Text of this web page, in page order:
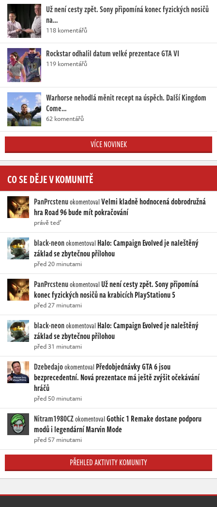
Už není cesty zpět. Sony připomíná konec fyzických nosičů
na…
118 komentářů
Rockstar odhalil datum velké prezentace GTA VI
119 komentářů
Warhorse nehodlá měnit recept na úspěch. Další Kingdom
Come…
62 komentářů
VÍCE NOVINEK
CO SE DĚJE V KOMUNITĚ
PanPrcstenuokomentovalVelmi kladně hodnocená dobrodružná
hra Road 96 bude mít pokračování
právě teď
black-neonokomentoval Halo: Campaign Evolved je naleštěný
základ se zbytečnou přílohou
před 20 minutami
PanPrcstenuokomentovalUž není cesty zpět. Sony připomíná
konec fyzických nosičů na krabicích PlayStationu 5
před 27 minutami
black-neonokomentoval Halo: Campaign Evolved je naleštěný
základ se zbytečnou přílohou
před 31 minutami
Dzebedajookomentoval Předobjednávky GTA 6 jsou
bezprecedentní. Nová prezentace má ještě zvýšit očekávání
hráčů
před 50 minutami
Nitram1980CZokomentovalGothic 1 Remake dostane podporu
modů i legendární Marvin Mode
před 57 minutami
PŘEHLED AKTIVITY KOMUNITY